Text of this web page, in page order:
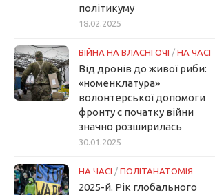
політикуму
18.02.2025
ВІЙНА НА ВЛАСНІ ОЧІ / НА ЧАСІ
Від дронів до живої риби:
«номенклатура»
волонтерської допомоги
фронту с початку війни
значно розширилась
30.01.2025
НА ЧАСІ / ПОЛІТАНАТОМІЯ
2025-й. Рік глобального